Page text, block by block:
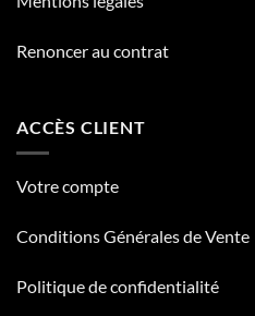
Renoncer au contrat
ACCÈS CLIENT
Votre compte
Conditions Générales de Vente
Politique de confidentialité